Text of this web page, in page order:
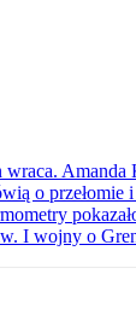
Amanda
o przełomie i
I wojny o